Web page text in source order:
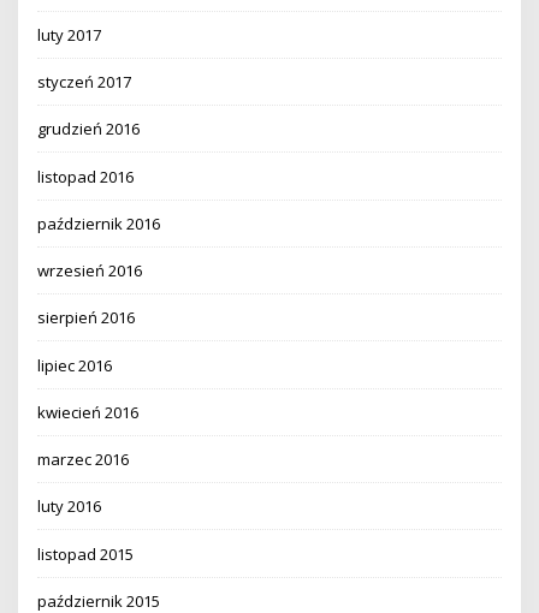
luty 2017
styczeń 2017
grudzień 2016
listopad 2016
październik 2016
wrzesień 2016
sierpień 2016
lipiec 2016
kwiecień 2016
marzec 2016
luty 2016
listopad 2015
październik 2015